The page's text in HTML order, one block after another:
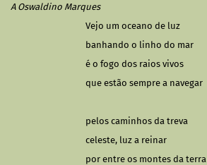
A Oswaldino Marques
Vejo um oceano de luz
banhando o linho do mar
é o fogo dos raios vivos
que estão sempre a navegar
pelos caminhos da treva
celeste, luz a reinar
por entre os montes da terra